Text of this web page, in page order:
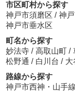
市区町村から探す
神戸市須磨区 / 神
神戸市垂水区
町名から探す
妙法寺 / 高取山町 /
松野通 / 白川台 / 大
路線から探す
神戸市西神・山手線